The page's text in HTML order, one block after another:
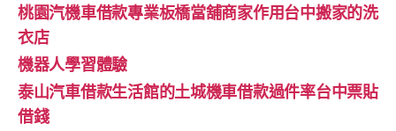
桃園汽機車借款專業板橋當舖商家作用台中搬家的洗
衣店
機器人學習體驗‎
泰山汽車借款生活館的土城機車借款過件率台中票貼
借錢